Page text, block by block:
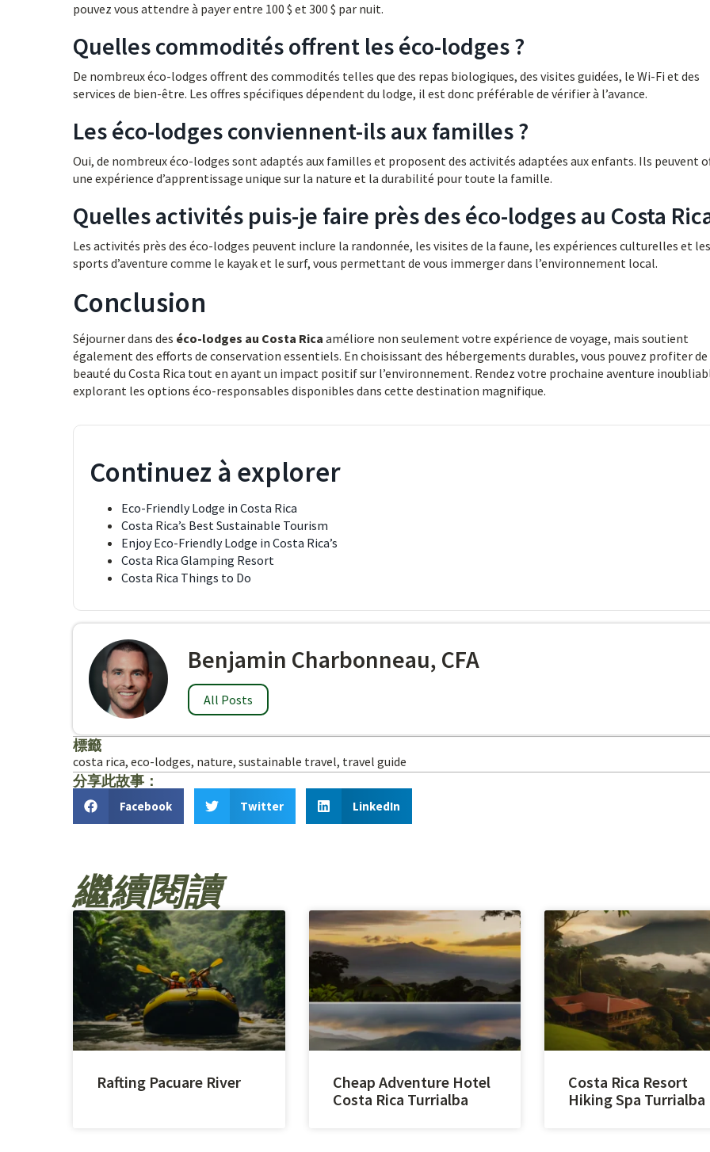
pouvez vous attendre à payer entre 100 $ et 300 $ par nuit.
Quelles commodités offrent les éco-lodges ?
De nombreux éco-lodges offrent des commodités telles que des repas biologiques, des visites guidées, le Wi-Fi et des
services de bien-être. Les offres spécifiques dépendent du lodge, il est donc préférable de vérifier à l’avance.
Les éco-lodges conviennent-ils aux familles ?
Oui, de nombreux éco-lodges sont adaptés aux familles et proposent des activités adaptées aux enfants. Ils peuvent
une expérience d’apprentissage unique sur la nature et la durabilité pour toute la famille.
Quelles activités puis-je faire près des éco-lodges au Costa
Les activités près des éco-lodges peuvent inclure la randonnée, les visites de la faune, les expériences culturelles et les
sports d’aventure comme le kayak et le surf, vous permettant de vous immerger dans l’environnement local.
Conclusion
Séjourner dans des éco-lodges au Costa Rica améliore non seulement votre expérience de voyage, mais soutient
également des efforts de conservation essentiels. En choisissant des hébergements durables, vous pouvez profiter de
beauté du Costa Rica tout en ayant un impact positif sur l’environnement. Rendez votre prochaine aventure
explorant les options éco-responsables disponibles dans cette destination magnifique.
Continuez à explorer
Eco-Friendly Lodge in Costa Rica
Costa Rica’s Best Sustainable Tourism
Enjoy Eco-Friendly Lodge in Costa Rica’s
Costa Rica Glamping Resort
Costa Rica Things to Do
Benjamin Charbonneau, CFA
All Posts
標籤
costa rica, eco-lodges, nature, sustainable travel, travel guide
分享此故事：
Facebook Twitter LinkedIn
繼續閱讀
Rafting Pacuare River
Cheap Adventure Hotel
Costa Rica Turrialba
Costa Rica Resort
Hiking Spa Turrialba